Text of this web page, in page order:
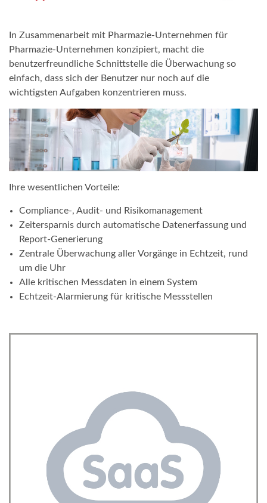
In Zusammenarbeit mit Pharmazie-Unternehmen für
Pharmazie-Unternehmen konzipiert, macht die
benutzerfreundliche Schnittstelle die Überwachung so
einfach, dass sich der Benutzer nur noch auf die
wichtigsten Aufgaben konzentrieren muss.
Ihre wesentlichen Vorteile:
Compliance-, Audit- und Risikomanagement
Zeitersparnis durch automatische Datenerfassung und
Report-Generierung
Zentrale Überwachung aller Vorgänge in Echtzeit, rund
um die Uhr
Alle kritischen Messdaten in einem System
Echtzeit-Alarmierung für kritische Messstellen